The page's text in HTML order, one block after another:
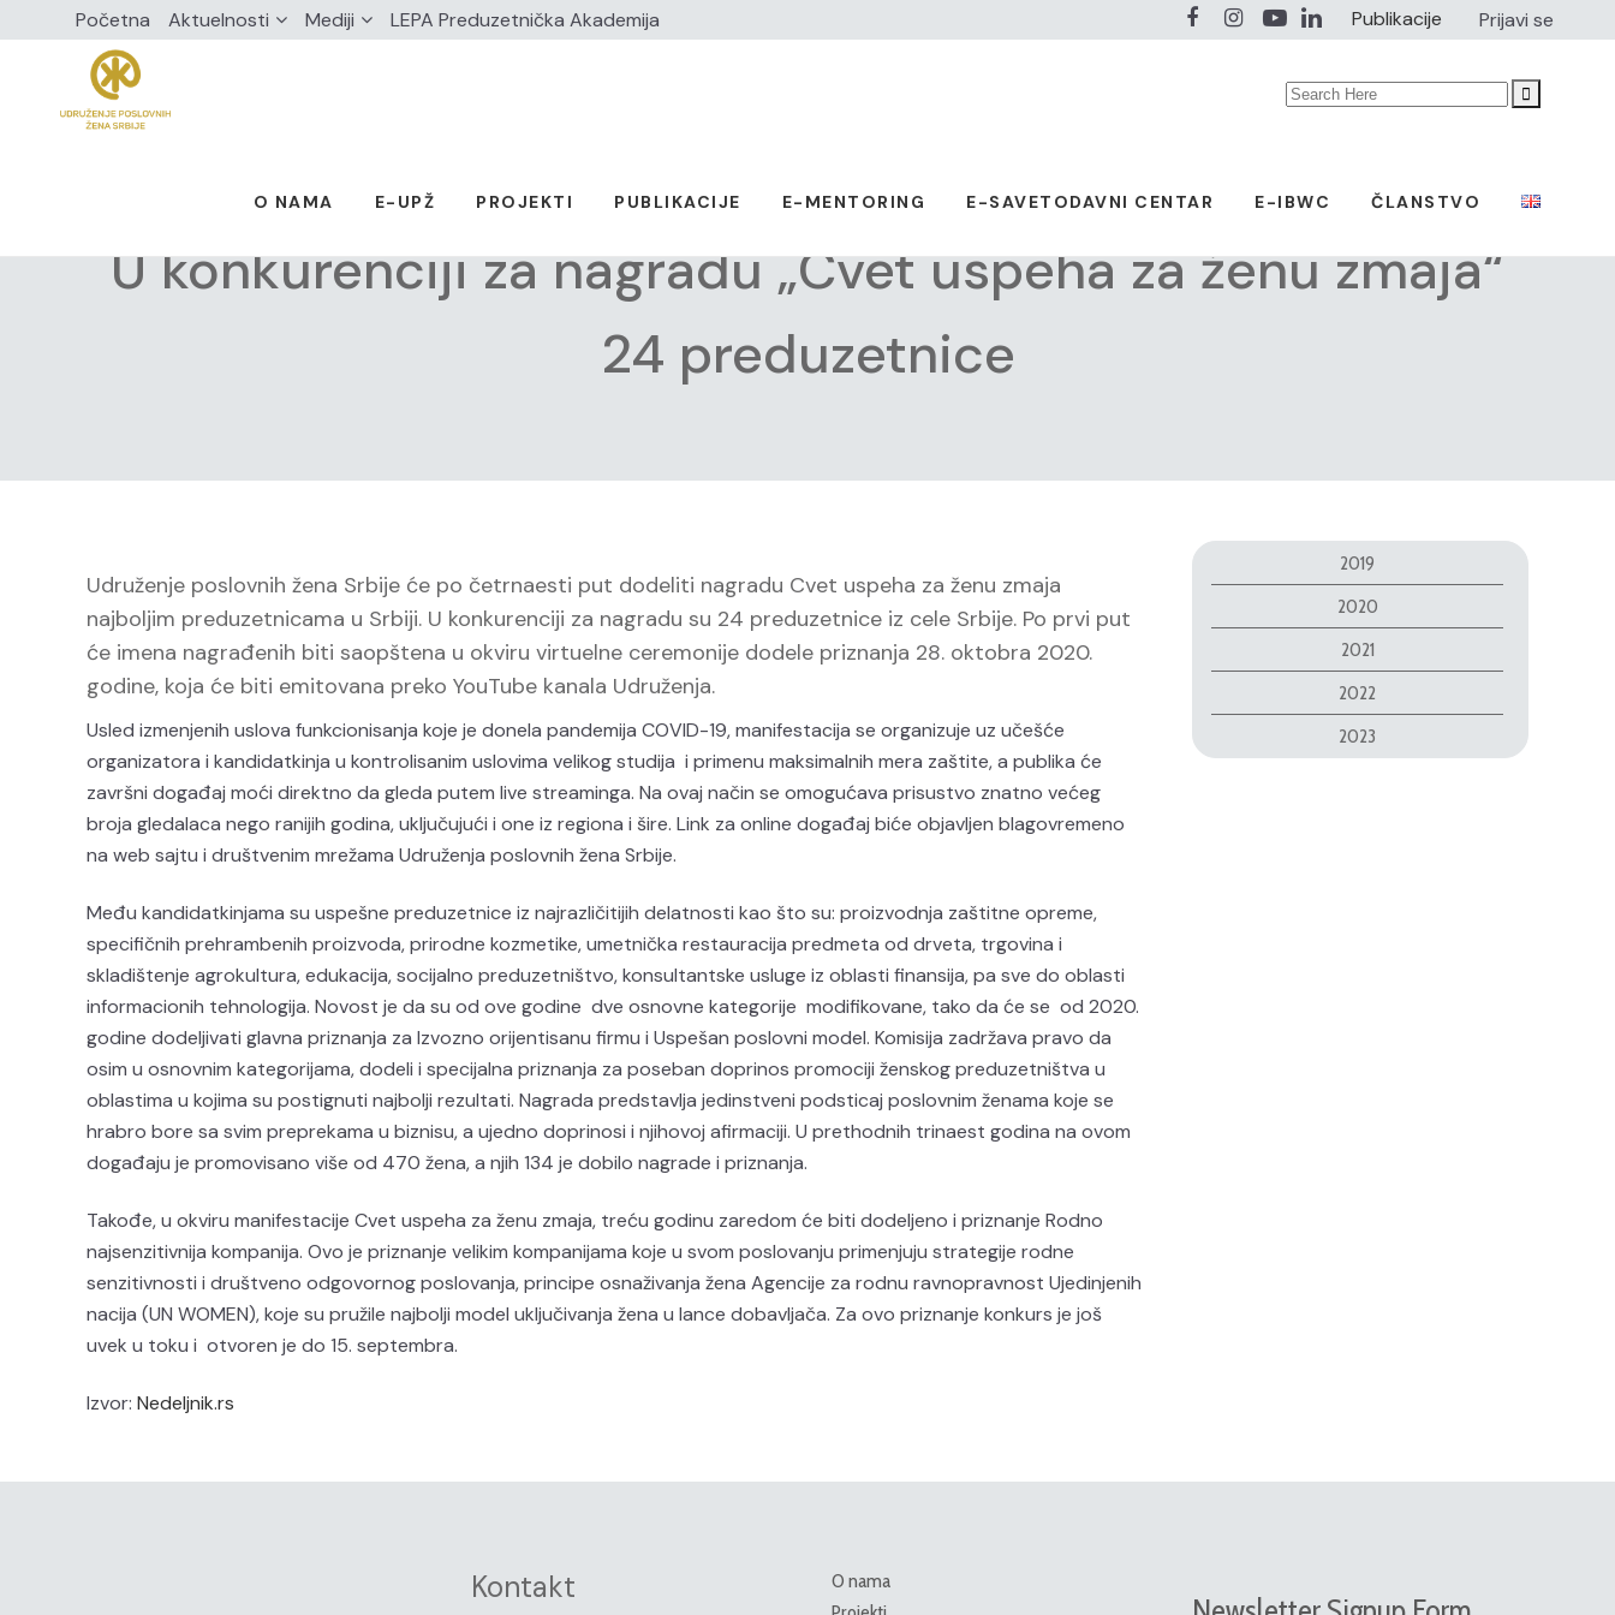
Početna Aktuelnosti Mediji LEPA Preduzetnička Akademija Publikacije Prijavi se
Search
O NAMA E-UPŽ PROJEKTI PUBLIKACIJE E-MENTORING E-SAVETODAVNI CENTAR E-IBWC ČLANSTVO
U konkurenciji za nagradu „Cvet uspeha za ženu zmaja“
24 preduzetnice
Udruženje poslovnih žena Srbije će po četrnaesti put dodeliti nagradu Cvet uspeha za ženu zmaja
najboljim preduzetnicama u Srbiji. U konkurenciji za nagradu su 24 preduzetnice iz cele Srbije. Po prvi put
će imena nagrađenih biti saopštena u okviru virtuelne ceremonije dodele priznanja 28. oktobra 2020.
godine, koja će biti emitovana preko YouTube kanala Udruženja.
Usled izmenjenih uslova funkcionisanja koje je donela pandemija COVID-19, manifestacija se organizuje uz učešće
organizatora i kandidatkinja u kontrolisanim uslovima velikog studija i primenu maksimalnih mera zaštite, a publika će
završni događaj moći direktno da gleda putem live streaminga. Na ovaj način se omogućava prisustvo znatno većeg
broja gledalaca nego ranijih godina, uključujući i one iz regiona i šire. Link za online događaj biće objavljen blagovremeno
na web sajtu i društvenim mrežama Udruženja poslovnih žena Srbije.
Među kandidatkinjama su uspešne preduzetnice iz najrazličitijih delatnosti kao što su: proizvodnja zaštitne opreme,
specifičnih prehrambenih proizvoda, prirodne kozmetike, umetnička restauracija predmeta od drveta, trgovina i
skladištenje agrokultura, edukacija, socijalno preduzetništvo, konsultantske usluge iz oblasti finansija, pa sve do oblasti
informacionih tehnologija. Novost je da su od ove godine dve osnovne kategorije modifikovane, tako da će se od 2020.
godine dodeljivati glavna priznanja za Izvozno orijentisanu firmu i Uspešan poslovni model. Komisija zadržava pravo da
osim u osnovnim kategorijama, dodeli i specijalna priznanja za poseban doprinos promociji ženskog preduzetništva u
oblastima u kojima su postignuti najbolji rezultati. Nagrada predstavlja jedinstveni podsticaj poslovnim ženama koje se
hrabro bore sa svim preprekama u biznisu, a ujedno doprinosi i njihovoj afirmaciji. U prethodnih trinaest godina na ovom
događaju je promovisano više od 470 žena, a njih 134 je dobilo nagrade i priznanja.
Takođe, u okviru manifestacije Cvet uspeha za ženu zmaja, treću godinu zaredom će biti dodeljeno i priznanje Rodno
najsenzitivnija kompanija. Ovo je priznanje velikim kompanijama koje u svom poslovanju primenjuju strategije rodne
senzitivnosti i društveno odgovornog poslovanja, principe osnaživanja žena Agencije za rodnu ravnopravnost Ujedinjenih
nacija (UN WOMEN), koje su pružile najbolji model uključivanja žena u lance dobavljača. Za ovo priznanje konkurs je još
uvek u toku i otvoren je do 15. septembra.
Izvor: Nedeljnik.rs
2019
2020
2021
2022
2023
Kontakt
O nama